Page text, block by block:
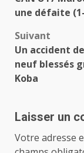
d’article
une défaite
Suivant
Un accident
neuf blessés
Koba
Laisser un
Votre adresse